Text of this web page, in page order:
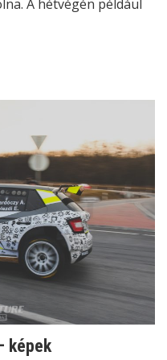
A hétvégén például
képek